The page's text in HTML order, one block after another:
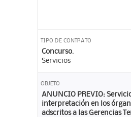
TIPO DE CONTRATO
Concurso.
Servicios
OBJETO
ANUNCIO PREVIO:
interpretación en los
adscritos a las Gerencias